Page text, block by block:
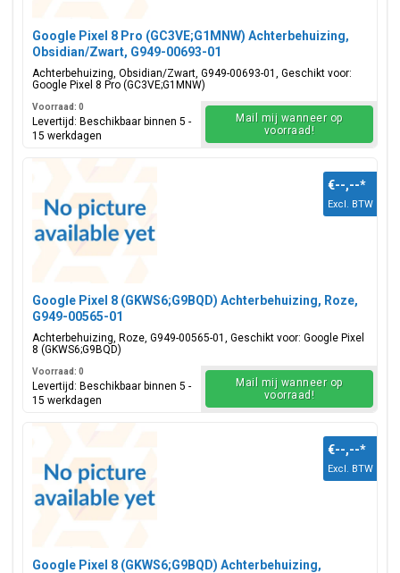
Google Pixel 8 Pro (GC3VE;G1MNW) Achterbehuizing,
Obsidian/Zwart, G949-00693-01
Achterbehuizing, Obsidian/Zwart, G949-00693-01, Geschikt voor:
Google Pixel 8 Pro (GC3VE;G1MNW)
Voorraad: 0
Levertijd: Beschikbaar binnen 5 -
15 werkdagen
Mail mij wanneer op
voorraad!
Google Pixel 8 (GKWS6;G9BQD) Achterbehuizing, Roze,
G949-00565-01
Achterbehuizing, Roze, G949-00565-01, Geschikt voor: Google Pixel
8 (GKWS6;G9BQD)
€--,--*
Excl. BTW
Voorraad: 0
Levertijd: Beschikbaar binnen 5 -
15 werkdagen
Mail mij wanneer op
voorraad!
Google Pixel 8 (GKWS6;G9BQD) Achterbehuizing,
€--,--*
Excl. BTW